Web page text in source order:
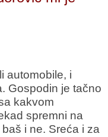
automobile, i
Gospodin je tačno
kakvom
spremni na
i ne. Sreća i za